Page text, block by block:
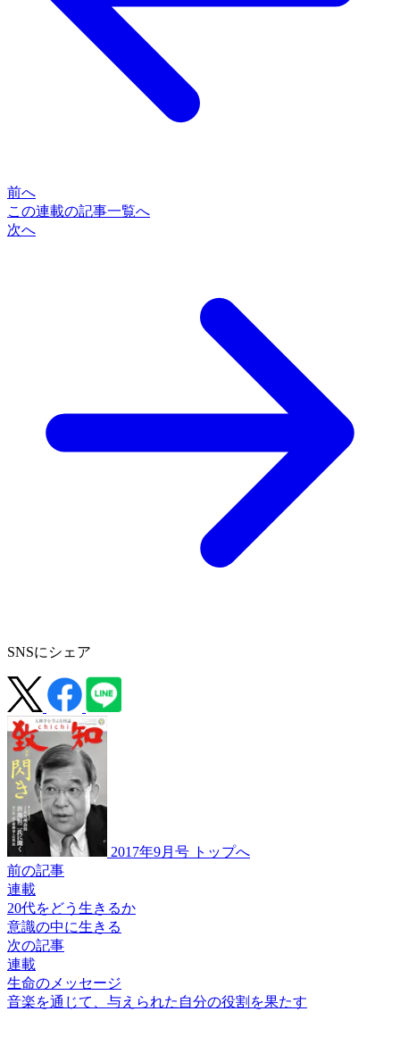
前へ
この連載の記事一覧へ
次へ
SNSにシェア
2017年9月号 トップへ
前の記事
連載
20代をどう生きるか
意識の中に生きる
次の記事
連載
生命のメッセージ
音楽を通じて、 与えられた自分の役割を果たす